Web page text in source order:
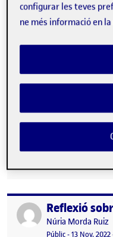
Publicat per
Visibilitat:
Públic-Data de
20 Nov. 2022
Es podria dir que l’eina
significatiu és
mètode tradicional on
dels conceptes i aprenem
la participació de
una capacitat crítica per
contextos reals. Això
Publicat per
Publicat per
Núria Morda Ruiz
Visibilitat:
Públic-Data de
13 Nov. 2022
configurar les teves
ne més informació en